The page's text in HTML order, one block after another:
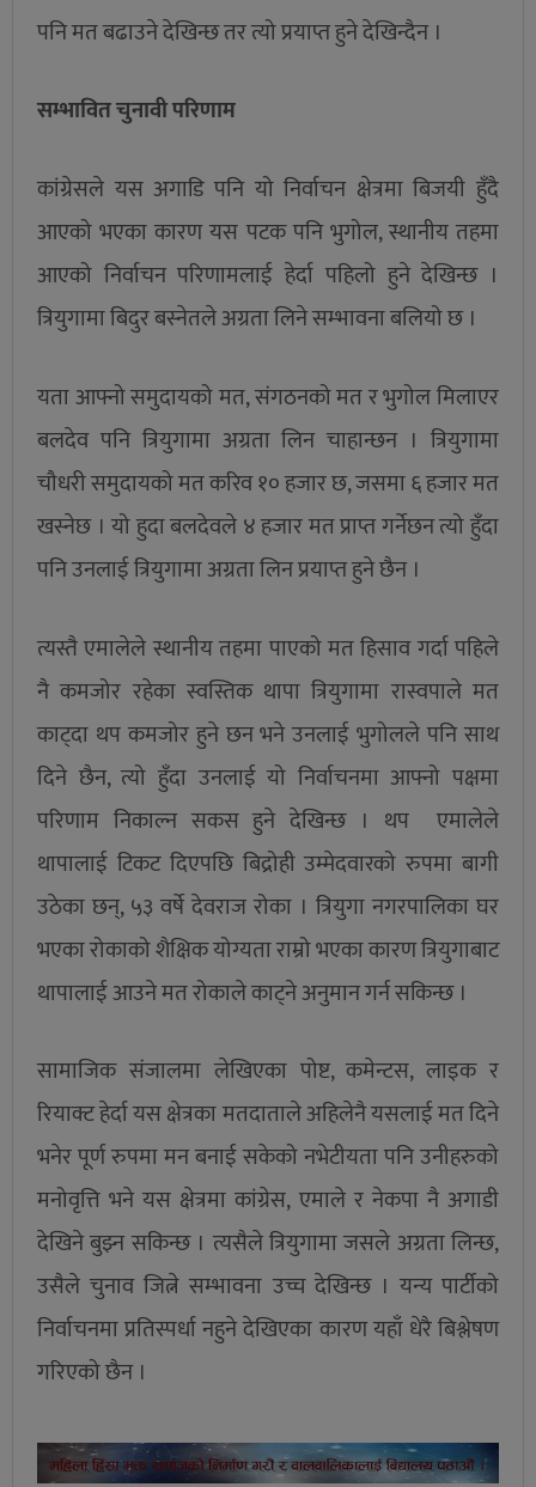
पनि मत बढाउने देखिन्छ तर त्यो प्रयाप्त हुने देखिन्दैन ।
सम्भावित चुनावी परिणाम
कांग्रेसले यस अगाडि पनि यो निर्वाचन क्षेत्रमा बिजयी हुँदै
आएको भएका कारण यस पटक पनि भुगोल, स्थानीय तहमा
आएको निर्वाचन परिणामलाई हेर्दा पहिलो हुने देखिन्छ ।
त्रियुगामा बिदुर बस्नेतले अग्रता लिने सम्भावना बलियो छ ।
यता आफ्नो समुदायको मत, संगठनको मत र भुगोल मिलाएर
बलदेव पनि त्रियुगामा अग्रता लिन चाहान्छन । त्रियुगामा
चौधरी समुदायको मत करिव १० हजार छ, जसमा ६ हजार मत
खस्नेछ । यो हुदा बलदेवले ४ हजार मत प्राप्त गर्नेछन त्यो हुँदा
पनि उनलाई त्रियुगामा अग्रता लिन प्रयाप्त हुने छैन ।
त्यस्तै एमालेले स्थानीय तहमा पाएको मत हिसाव गर्दा पहिले
नै कमजोर रहेका स्वस्तिक थापा त्रियुगामा रास्वपाले मत
काट्दा थप कमजोर हुने छन भने उनलाई भुगोलले पनि साथ
दिने छैन, त्यो हुँदा उनलाई यो निर्वाचनमा आफ्नो पक्षमा
परिणाम निकाल्न सकस हुने देखिन्छ । थप एमालेले
थापालाई टिकट दिएपछि बिद्रोही उम्मेदवारको रुपमा बागी
उठेका छन्, ५३ वर्षे देवराज रोका । त्रियुगा नगरपालिका घर
भएका रोकाको शैक्षिक योग्यता राम्रो भएका कारण त्रियुगाबाट
थापालाई आउने मत रोकाले काट्ने अनुमान गर्न सकिन्छ ।
सामाजिक संजालमा लेखिएका पोष्ट, कमेन्टस, लाइक र
रियाक्ट हेर्दा यस क्षेत्रका मतदाताले अहिलेनै यसलाई मत दिने
भनेर पूर्ण रुपमा मन बनाई सकेको नभेटीयता पनि उनीहरुको
मनोवृत्ति भने यस क्षेत्रमा कांग्रेस, एमाले र नेकपा नै अगाडी
देखिने बुझ्न सकिन्छ । त्यसैले त्रियुगामा जसले अग्रता लिन्छ,
उसैले चुनाव जित्ने सम्भावना उच्च देखिन्छ । यन्य पार्टीको
निर्वाचनमा प्रतिस्पर्धा नहुने देखिएका कारण यहाँ धेरै बिश्लेषण
गरिएको छैन ।